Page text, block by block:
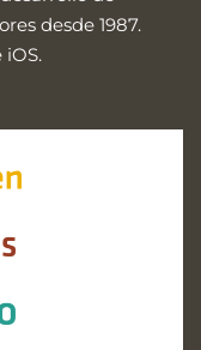
desde 1987.